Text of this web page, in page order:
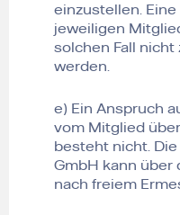
einzustellen.
jeweiligen
solchen Fall
werden.
e) Ein Anspruch
vom Mitglied
besteht nicht.
GmbH kann über
nach freiem